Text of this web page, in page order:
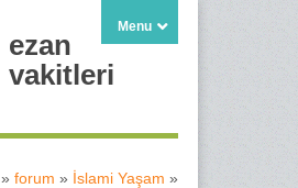
ezan
vakitleri
Menu
» forum » İslami Yaşam »